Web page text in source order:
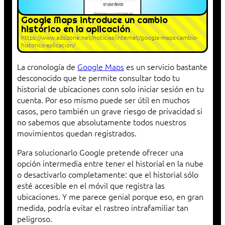
Google Maps introduce un cambio
histórico en la aplicación
https://www.adslzone.net/noticias/internet/google-maps-cambio-
historico-aplicacion/
La cronología de Google Maps es un servicio bastante
desconocido que te permite consultar todo tu
historial de ubicaciones conn solo iniciar sesión en tu
cuenta. Por eso mismo puede ser útil en muchos
casos, pero también un grave riesgo de privacidad si
no sabemos que absolutamente todos nuestros
movimientos quedan registrados.
Para solucionarlo Google pretende ofrecer una
opción intermedia entre tener el historial en la nube
o desactivarlo completamente: que el historial sólo
esté accesible en el móvil que registra las
ubicaciones. Y me parece genial porque eso, en gran
medida, podría evitar el rastreo intrafamiliar tan
peligroso.